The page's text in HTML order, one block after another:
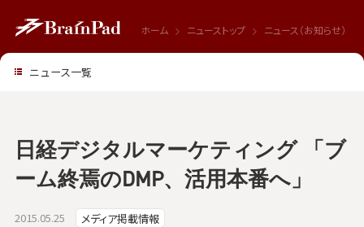
ホーム ニューストップ ニュース（お知らせ）
2015.05.25 メディア掲載情報
日経デジタルマーケティング 「ブ
ーム終焉のDMP、活用本番へ」
ニュース一覧